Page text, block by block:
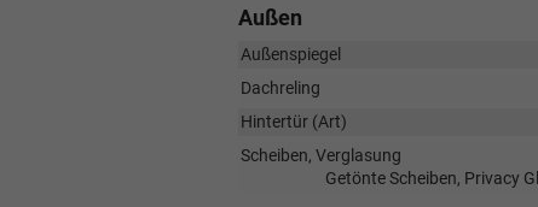
Außen
Außenspiegel
Dachreling
Hintertür (Art)
Scheiben, Verglasung
Getönte Scheiben, Privacy